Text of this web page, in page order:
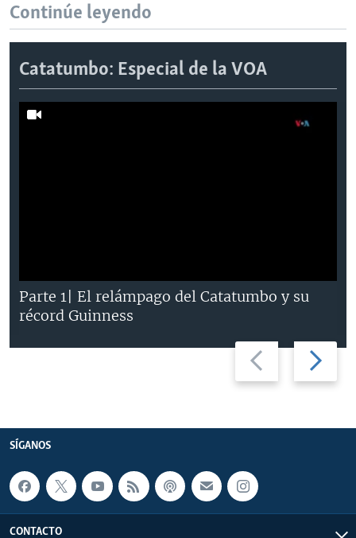
Continúe leyendo
Catatumbo: Especial de la VOA
Previous
slide
Next
slide
Parte 1| El relámpago del Catatumbo y su
récord Guinness
SÍGANOS
CONTACTO